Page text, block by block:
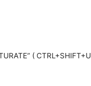
( CTRL+SHIFT+U